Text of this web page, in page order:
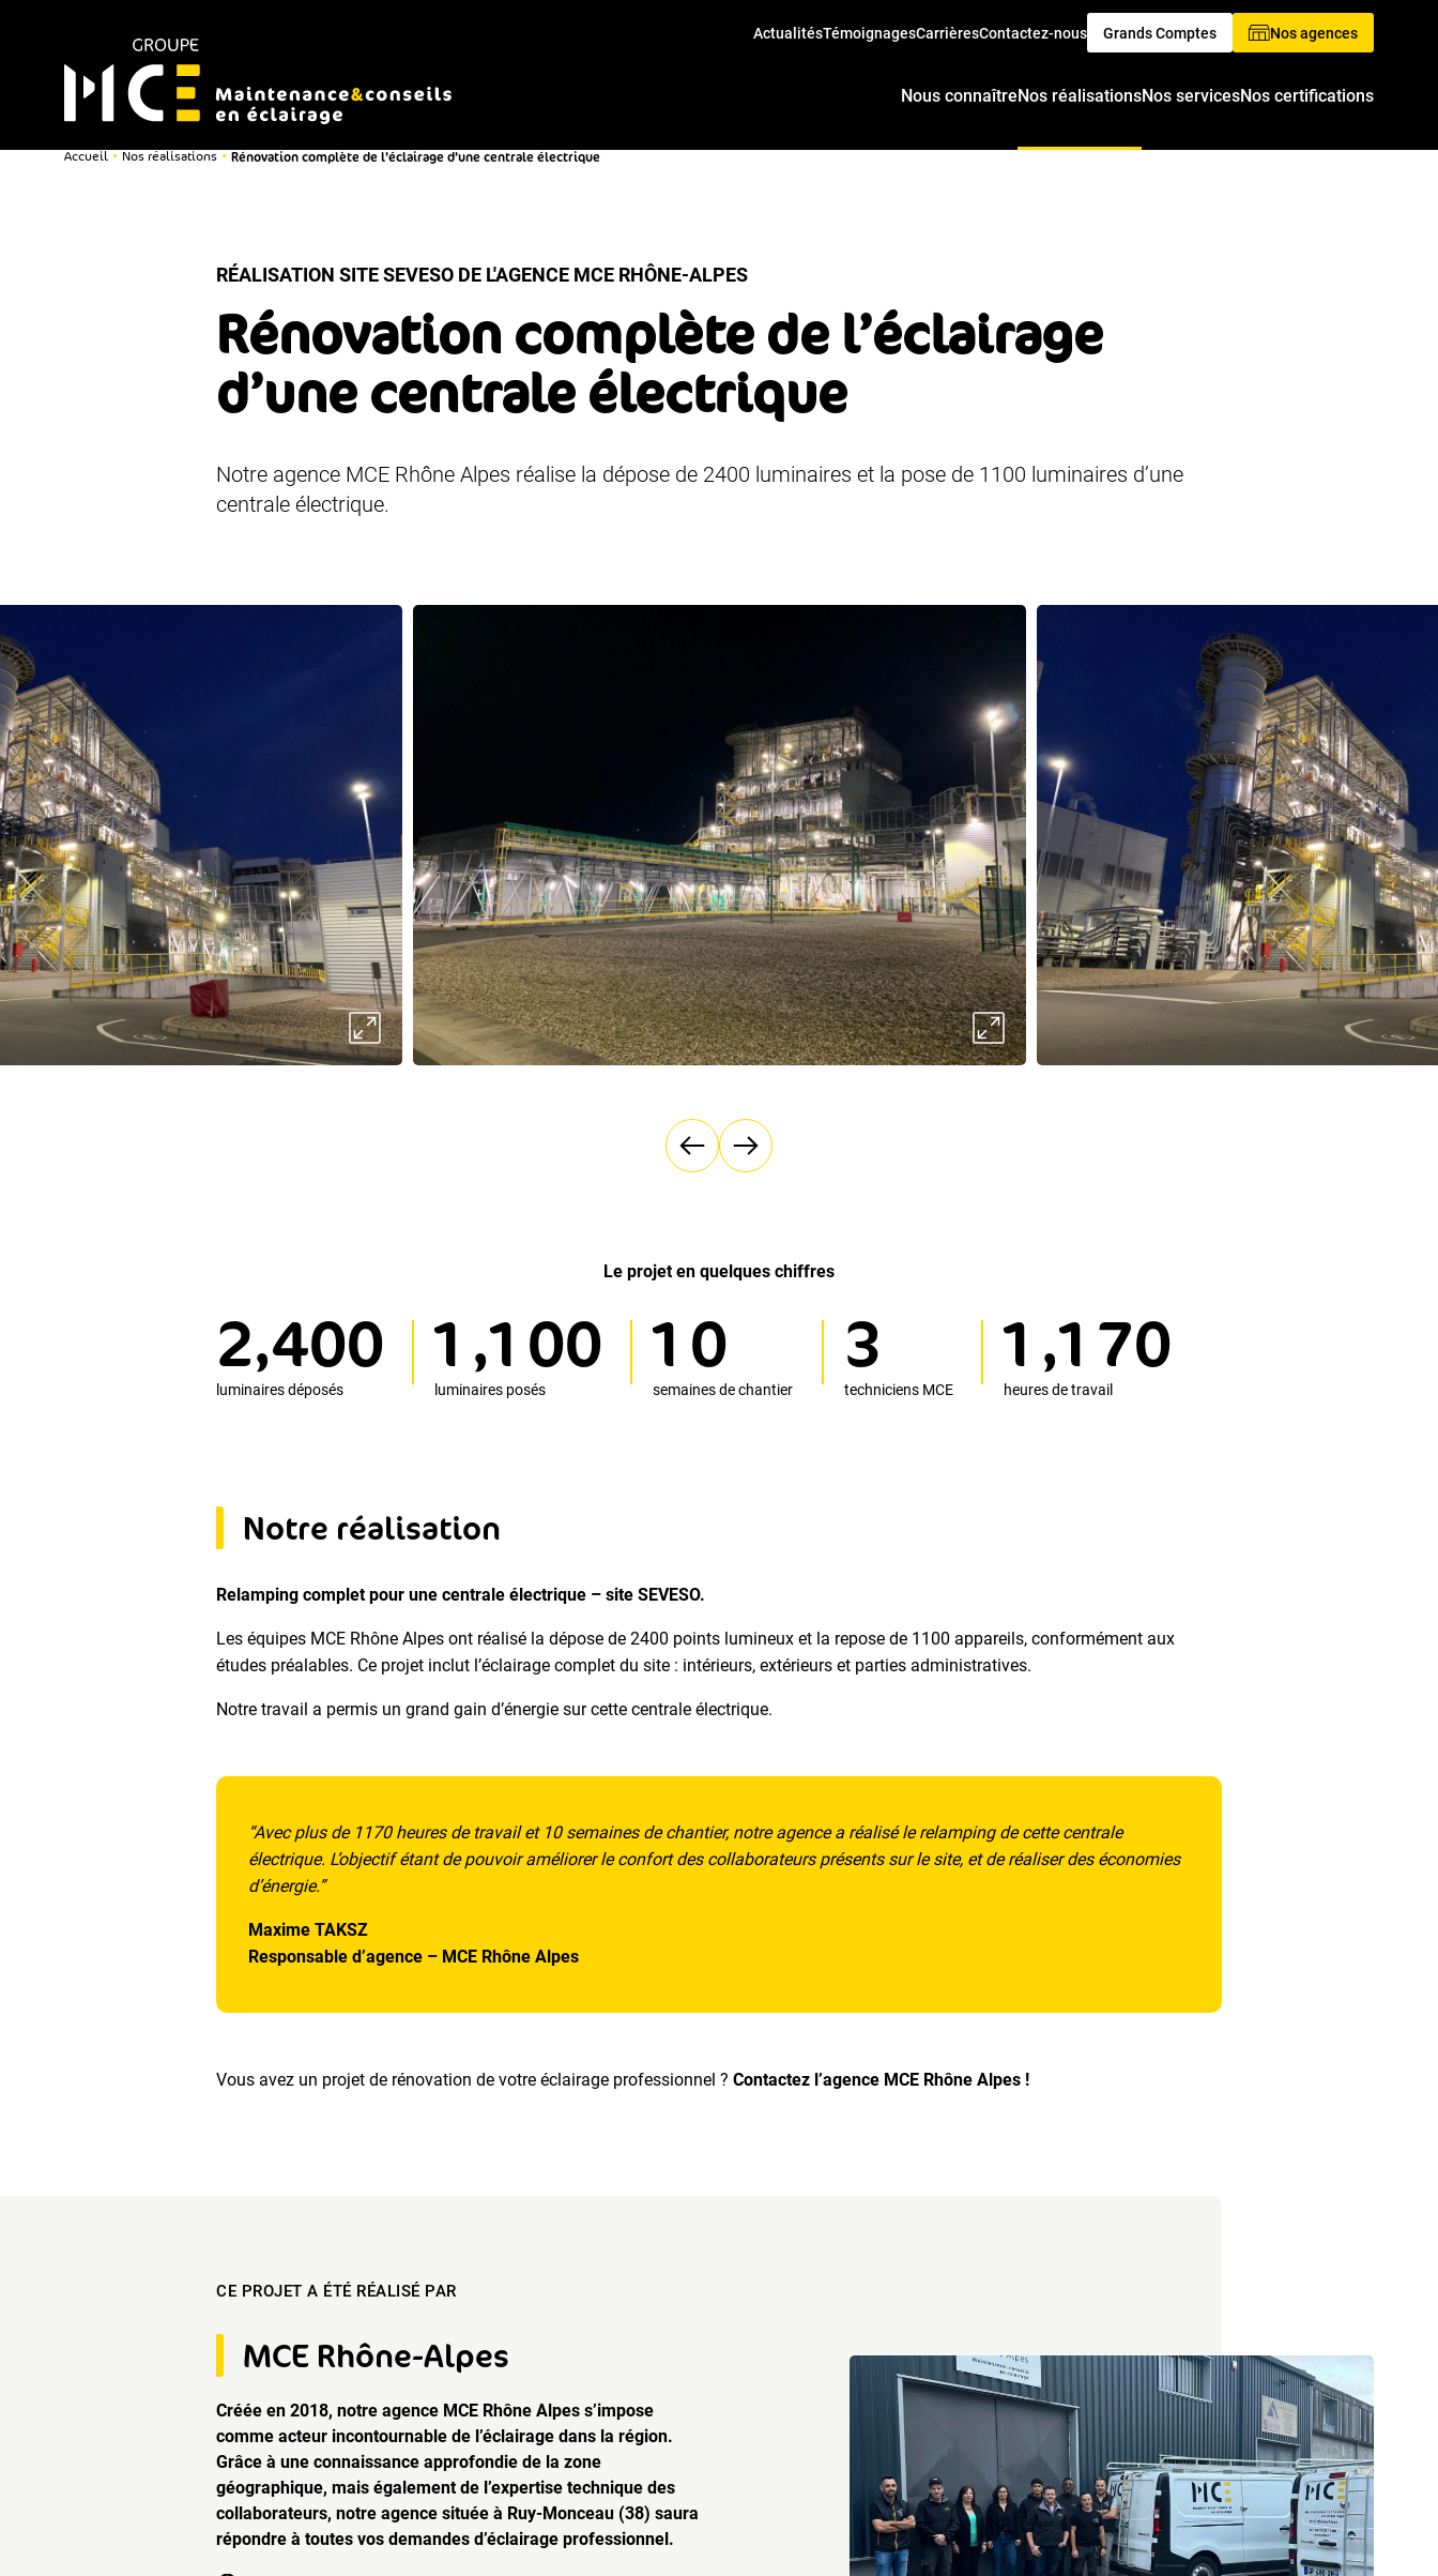
ActualitésTémoignagesCarrièresContactez-nous Grands Comptes Nos agences
Nous connaîtreNos réalisationsNos servicesNos certifications
Accueil • Nos réalisations • Rénovation complète de l’éclairage d’une centrale électrique
RÉALISATION SITE SEVESO DE L'AGENCE MCE RHÔNE-ALPES
Rénovation complète de l’éclairage
d’une centrale électrique
Notre agence MCE Rhône Alpes réalise la dépose de 2400 luminaires et la pose de 1100 luminaires d’une
centrale électrique.
Le projet en quelques chiffres
2,400
luminaires déposés
1 ,1 00
luminaires posés
1 0
semaines de chantier
3
techniciens MCE
1 ,1 70
heures de travail
Notre réalisation
Relamping complet pour une centrale électrique – site SEVESO.
Les équipes MCE Rhône Alpes ont réalisé la dépose de 2400 points lumineux et la repose de 1100 appareils, conformément aux
études préalables. Ce projet inclut l’éclairage complet du site : intérieurs, extérieurs et parties administratives.
Notre travail a permis un grand gain d’énergie sur cette centrale électrique.
“Avec plus de 1170 heures de travail et 10 semaines de chantier, notre agence a réalisé le relamping de cette centrale
électrique. L’objectif étant de pouvoir améliorer le confort des collaborateurs présents sur le site, et de réaliser des économies
d’énergie.”
Maxime TAKSZ
Responsable d’agence – MCE Rhône Alpes
Vous avez un projet de rénovation de votre éclairage professionnel ? Contactez l’agence MCE Rhône Alpes !
CE PROJET A ÉTÉ RÉALISÉ PAR
MCE Rhône-Alpes
Créée en 2018, notre agence MCE Rhône Alpes s’impose
comme acteur incontournable de l’éclairage dans la région.
Grâce à une connaissance approfondie de la zone
géographique, mais également de l’expertise technique des
collaborateurs, notre agence située à Ruy-Monceau (38) saura
répondre à toutes vos demandes d’éclairage professionnel.